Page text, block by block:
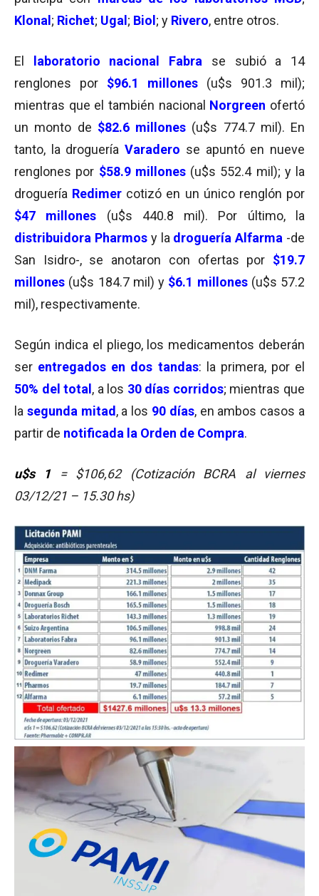
Klonal ; Richet; Ugal ; Biol ; y Rivero, entre otros.
El laboratorio nacional Fabra
se subió a 14
renglones por $96.1 millones (u$s 901.3 mil);
mientras que el también nacional Norgreen ofertó
un monto de $82.6 millones (u$s 774.7 mil). En
tanto, la drogueríaVaradero se apuntó en nueve
renglones por $58.9 millones(u$s 552.4 mil); y la
droguería Redimer cotizó en un único renglón por
$47 millones (u$s 440.8 mil). Por último, la
distribuidora Pharmosy la droguería Alfarma -de
San Isidro-, se anotaron con ofertas por $19.7
millones (u$s 184.7 mil) y $6.1 millones(u$s 57.2
mil), respectivamente.
Según indica el pliego, los medicamentos deberán
ser entregados en dos tandas: la primera, por el
50% del total , a los 30 días corridos; mientras que
la segunda mitad , a los 90 días, en ambos casos a
partir de notificada la Orden de Compra.
u$s 1= $106,62 (Cotización BCRA al viernes
03/12/21 – 15.30 hs)